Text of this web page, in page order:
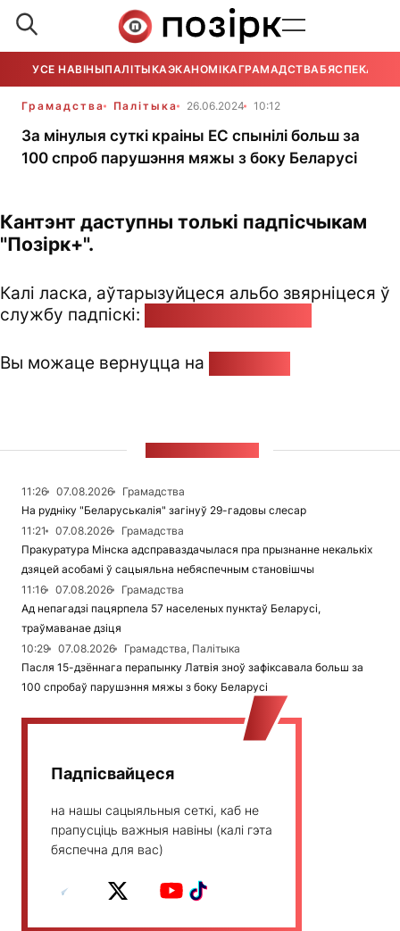
УСЕ НАВІНЫПАЛІТЫКАЭКАНОМІКАГРАМАДСТВАБЯСПЕКА
Грамадства Палітыка 26.06.2024 10:12
За мінулыя суткі краіны ЕС спынілі больш за
100 спроб парушэння мяжы з боку Беларусі
Кантэнт даступны толькі падпісчыкам
"Позірк+".
Калі ласка, аўтарызуйцеся альбо звярніцеся ў
службу падпіскі:
Вы можаце вернуцца на
11:26 07.08.2026
Грамадства
На рудніку "Беларуськалія" загінуў 29-гадовы слесар
11:21
07.08.2026
Грамадства
Пракуратура Мінска адсправаздачылася пра прызнанне некалькіх
дзяцей асобамі ў сацыяльна небяспечным становішчы
11:16
07.08.2026
Грамадства
Ад непагадзі пацярпела 57 населеных пунктаў Беларусі,
траўмаванае дзіця
10:29
07.08.2026
Грамадства, Палітыка
Пасля 15-дзённага перапынку Латвія зноў зафіксавала больш за
100 спробаў парушэння мяжы з боку Беларусі
Падпісвайцеся
на нашы сацыяльныя сеткі, каб не
прапусціць важныя навіны (калі гэта
бяспечна для вас)